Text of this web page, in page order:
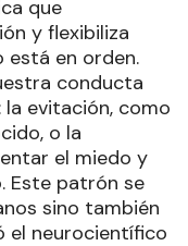
que
y flexibiliza
en orden.
conducta
evitación, como
o la
el miedo y
Este patrón se
sino también
el neurocientífico